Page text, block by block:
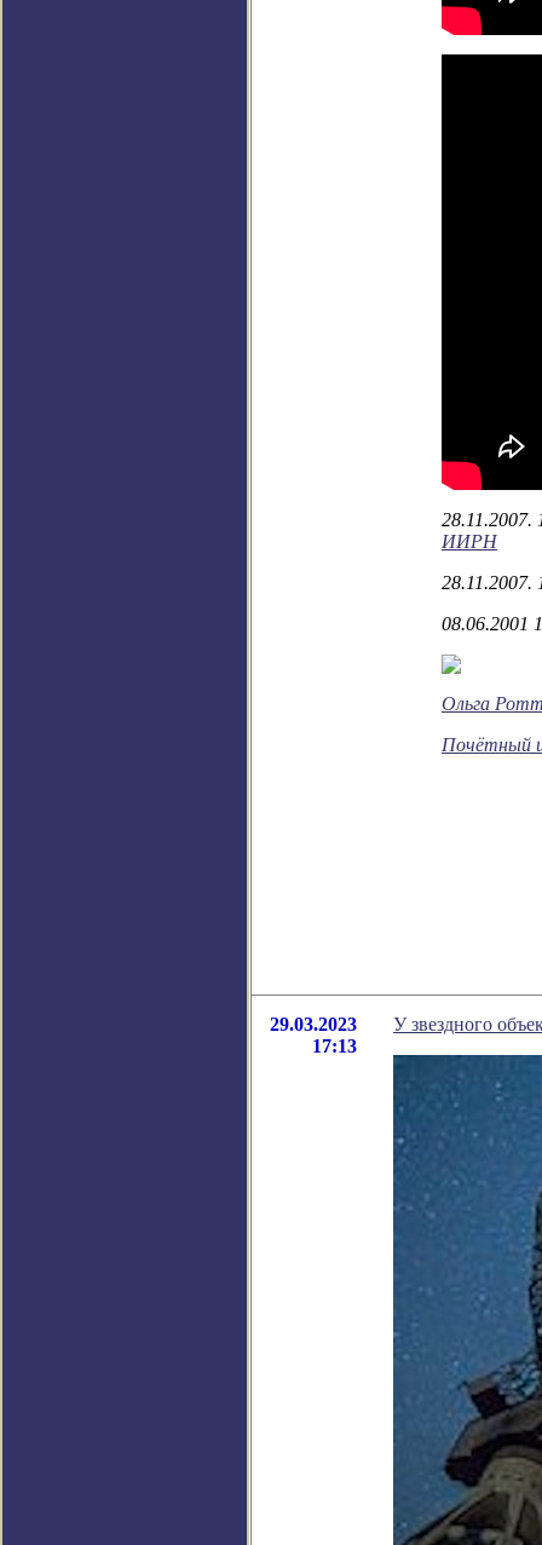
28.11.2007.
ИИРН
28.11.2007.
08.06.2001
Ольга
Почётный
29.03.2023
17:13
У звездного